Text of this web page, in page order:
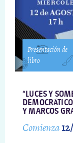
Presentación de
libro
“LUCES Y
Y MARCOS
Comienza